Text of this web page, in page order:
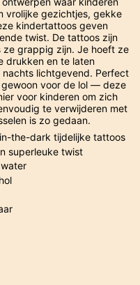
vrolijke gezichtjes, gekke
kindertattoos geven
twist. De tattoos zijn
ze grappig zijn. Je hoeft ze
drukken en te laten
nachts lichtgevend. Perfect
voor de lol — deze
voor kinderen om zich
te verwijderen met
is zo gedaan.
the-dark tijdelijke tattoos
superleuke twist